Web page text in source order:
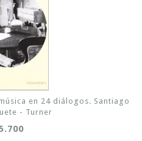
en 24 diálogos. Santiago
- Turner